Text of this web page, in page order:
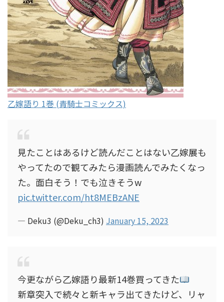
乙嫁語り 1巻 (青騎士コミックス)
見たことはあるけど読んだことはない乙嫁展も
やってたので観てみたら漫画読んでみたくなっ
た。面白そう！でも泣きそうw
pic.twitter.com/ht8MEBzANE
— Deku3 (@Deku_ch3) January 15, 2023
今更ながら乙嫁語り最新14巻買ってきた
新章突入で続々と新キャラ出てきたけど、リャ